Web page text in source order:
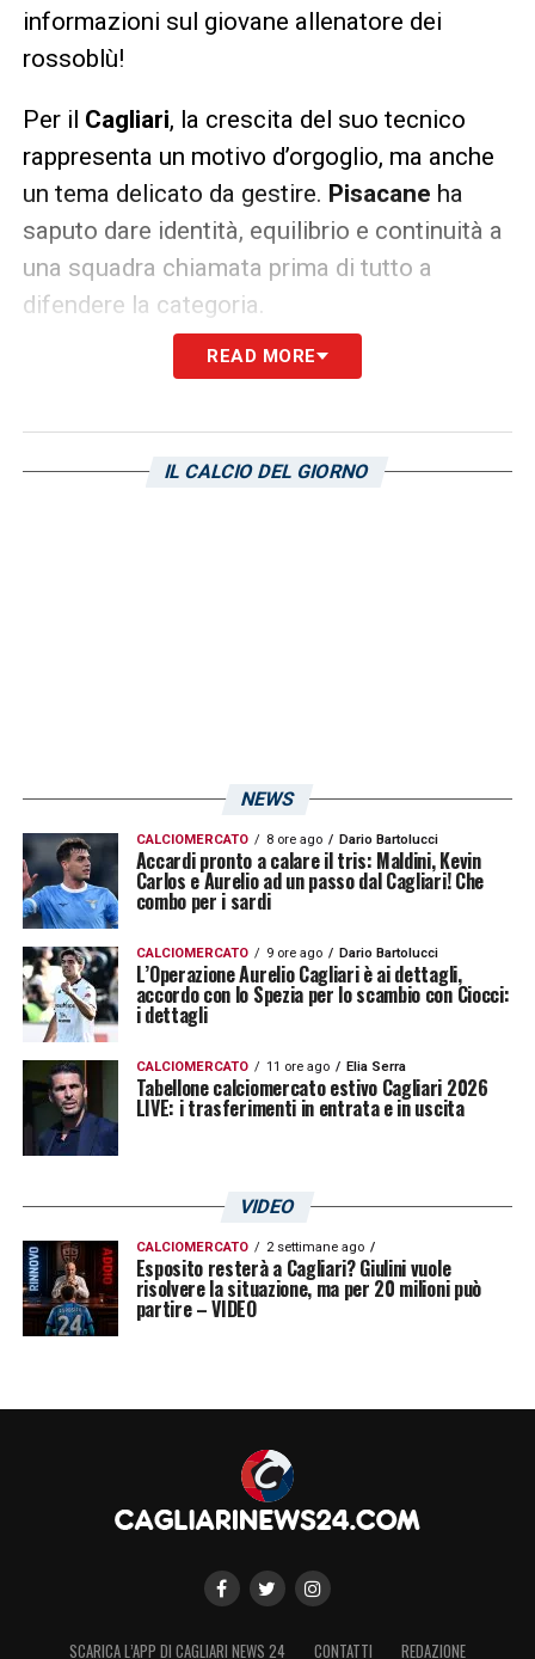
informazioni sul giovane allenatore dei
rossoblù!
Per il Cagliari, la crescita del suo tecnico
rappresenta un motivo d’orgoglio, ma anche
un tema delicato da gestire. Pisacane ha
saputo dare identità, equilibrio e continuità a
una squadra chiamata prima di tutto a
difendere la categoria.
Pisacane Cagliari, la Lazio cambia
Nelle scorse settimane anche la
all’allenatore delCagliari. La stagione
appena conclusa ha cambiato la percezione
esterna del suo lavoro: da soluzione interna
a tecnico capace di attirare attenzioni anche
fuori dalla Sardegna.
Ultimissime Cagliari LIVE: il racconto e le
pagelle della gara contro il Milan
READ MORE
IL CALCIO DEL GIORNO
NEWS
CALCIOMERCATO 8 ore ago Dario Bartolucci
Accardi pronto a calare il tris: Maldini, Kevin
Carlos e Aurelio ad un passo dal Cagliari! Che
combo per i sardi
CALCIOMERCATO 9 ore ago Dario Bartolucci
L’Operazione Aurelio Cagliari è ai dettagli,
accordo con lo Spezia per lo scambio con Ciocci:
i dettagli
CALCIOMERCATO 11 ore ago Elia Serra
Tabellone calciomercato estivo Cagliari 2026
LIVE: i trasferimenti in entrata e in uscita
VIDEO
CALCIOMERCATO 2 settimane ago
Esposito resterà a Cagliari? Giulini vuole
risolvere la situazione, ma per 20 milioni può
partire – VIDEO
SCARICA L’APP DI CAGLIARI NEWS 24 CONTATTI REDAZIONE